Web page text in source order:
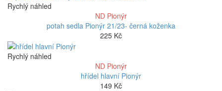
Rychlý náhled
ND Pionýr
potah sedla Pionýr 21/23- černá koženka
225 Kč
Rychlý náhled
ND Pionýr
hřídel hlavní Pionýr
149 Kč